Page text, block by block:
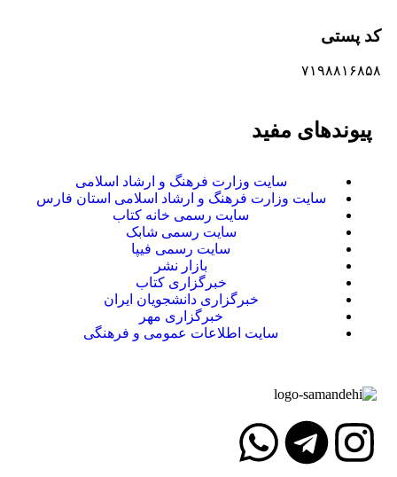
کد پستی
۷۱۹۸۸۱۶۸۵۸
پیوندهای مفید
سایت وزارت فرهنگ و ارشاد اسلامی
سایت وزارت فرهنگ و ارشاد اسلامی استان فارس
سایت رسمی خانه کتاب
سایت رسمی شابک
سایت رسمی فیپا
بازار نشر
خبرگزاری کتاب
خبرگزاری دانشجویان ایران
خبرگزاری مهر
سایت اطلاعات عمومی و فرهنگی